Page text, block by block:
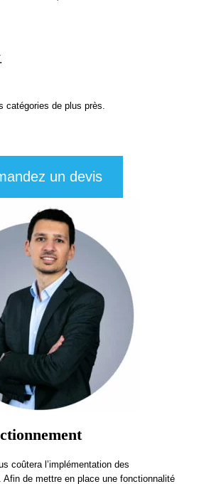
catégories de plus près.
un devis
coûtera l’implémentation des
de mettre en place une fonctionnalité